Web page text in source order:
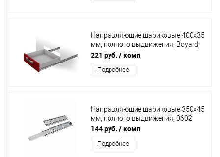
Направляющие шариковые 400х35
мм, полного выдвижения, Boyard,
DB3501Zn/400
221 руб. / комп
Подробнее
Направляющие шариковые 350х45
мм, полного выдвижения, 0602
/15/
144 руб. / комп
Подробнее